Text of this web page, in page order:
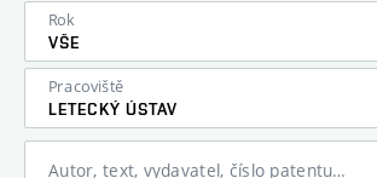
Rok
VŠE
Pracoviště
LETECKÝ ÚSTAV
Autor, text, vydavatel, číslo patentu…